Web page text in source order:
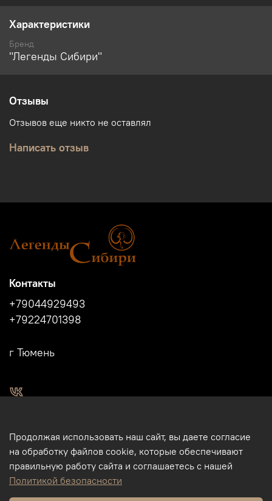
Характеристики
Бренд
"Легенды Сибири"
Отзывы
Отзывов еще никто не оставлял
Написать отзыв
Контакты
+79044929493
+79224701398
г Тюмень
Магазин подарков и сувениров в Тюмени. Тюменские
сувениры. Подарки и сувениры из кости, бивня мамонта в
Тюмени. Бизнес-сувениры. Корпоративные подарки.
Туристические сувениры. Интернет-магазин. Использование
Продолжая использовать наш сайт, вы даете согласие
на обработку файлов cookie, которые обеспечивают
правильную работу сайта и соглашаетесь с нашей
Политикой безопасности